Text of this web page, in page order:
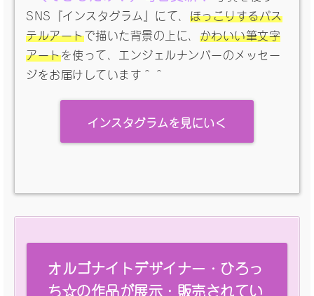
SNS『インスタグラム』にて、 ほっこりするパス
テルアートで描いた背景の上に、 かわいい筆文字
アートを使って、エンジェルナンバーのメッセー
ジをお届けしています＾＾
インスタグラムを見にいく
オルゴナイトデザイナー・ひろっ
ち☆の作品が展示・販売されてい